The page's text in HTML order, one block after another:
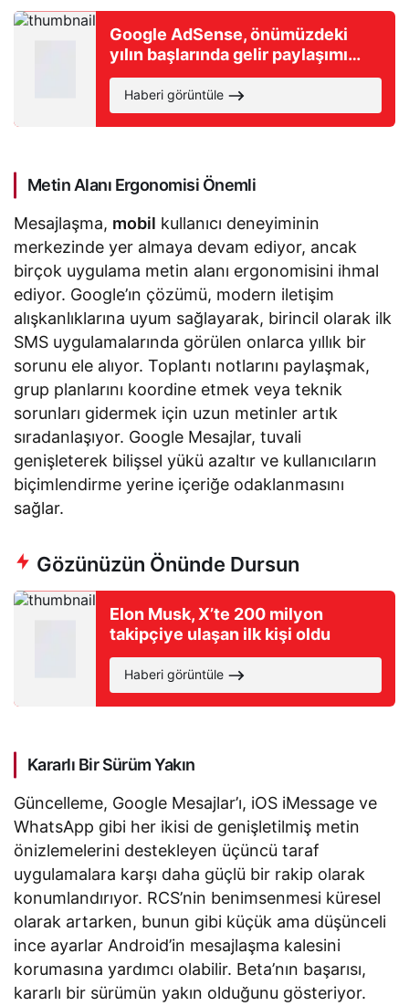
Google AdSense, önümüzdeki
yılın başlarında gelir paylaşımı
yapısını güncelleyecek
Haberi görüntüle
Metin Alanı Ergonomisi Önemli
Mesajlaşma, mobil kullanıcı deneyiminin
merkezinde yer almaya devam ediyor, ancak
birçok uygulama metin alanı ergonomisini ihmal
ediyor. Google’ın çözümü, modern iletişim
alışkanlıklarına uyum sağlayarak, birincil olarak ilk
SMS uygulamalarında görülen onlarca yıllık bir
sorunu ele alıyor. Toplantı notlarını paylaşmak,
grup planlarını koordine etmek veya teknik
sorunları gidermek için uzun metinler artık
sıradanlaşıyor. Google Mesajlar, tuvali
genişleterek bilişsel yükü azaltır ve kullanıcıların
biçimlendirme yerine içeriğe odaklanmasını
sağlar.
Gözünüzün Önünde Dursun
Elon Musk, X’te 200 milyon
takipçiye ulaşan ilk kişi oldu
Haberi görüntüle
Kararlı Bir Sürüm Yakın
Güncelleme, Google Mesajlar’ı, iOS iMessage ve
WhatsApp gibi her ikisi de genişletilmiş metin
önizlemelerini destekleyen üçüncü taraf
uygulamalara karşı daha güçlü bir rakip olarak
konumlandırıyor. RCS’nin benimsenmesi küresel
olarak artarken, bunun gibi küçük ama düşünceli
ince ayarlar Android’in mesajlaşma kalesini
korumasına yardımcı olabilir. Beta’nın başarısı,
kararlı bir sürümün yakın olduğunu gösteriyor.